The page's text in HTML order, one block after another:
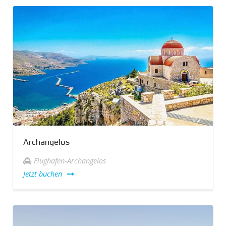
Archangelos
Flughafen-Archangelos
Jetzt buchen